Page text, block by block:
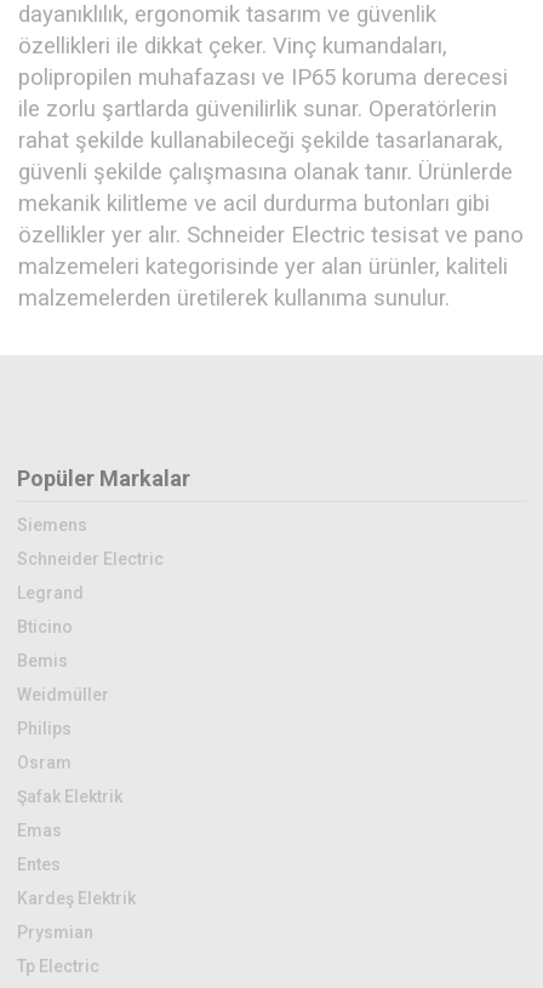
dayanıklılık, ergonomik tasarım ve güvenlik
özellikleri ile dikkat çeker. Vinç kumandaları,
polipropilen muhafazası ve IP65 koruma derecesi
ile zorlu şartlarda güvenilirlik sunar. Operatörlerin
rahat şekilde kullanabileceği şekilde tasarlanarak,
güvenli şekilde çalışmasına olanak tanır. Ürünlerde
mekanik kilitleme ve acil durdurma butonları gibi
özellikler yer alır. Schneider Electric tesisat ve pano
malzemeleri kategorisinde yer alan ürünler, kaliteli
malzemelerden üretilerek kullanıma sunulur.
Popüler Markalar
Siemens
Schneider Electric
Legrand
Bticino
Bemis
Weidmüller
Philips
Osram
Şafak Elektrik
Emas
Entes
Kardeş Elektrik
Prysmian
Tp Electric